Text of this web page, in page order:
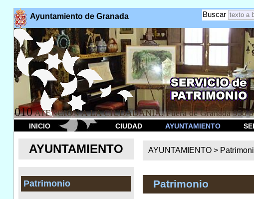
Ayuntamiento de Granada Buscar
010 ATENCION A LA CIUDADANÍA. Fuera de Granada 958
INICIO CIUDAD AYUNTAMIENTO
AYUNTAMIENTO
Patrimonio
AYUNTAMIENTO >
Patrimonio